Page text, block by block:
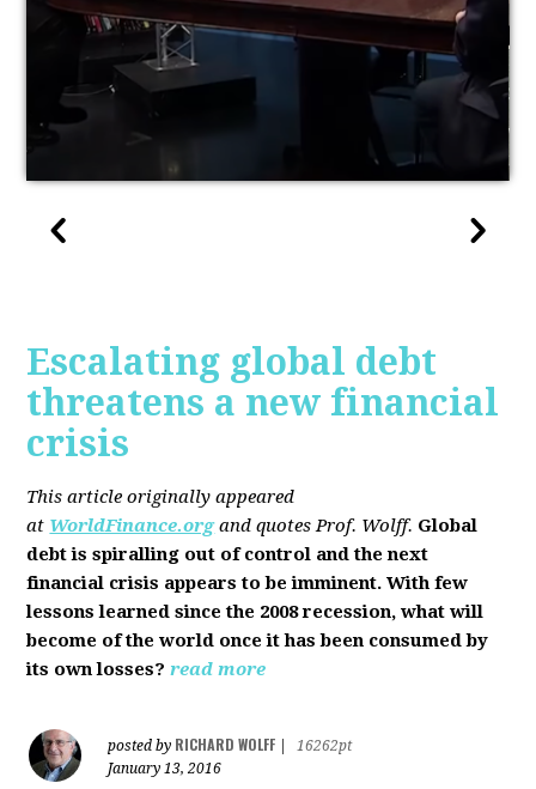
Escalating global debt
threatens a new financial
crisis
This article originally appeared
at WorldFinance.organd quotes Prof. Wolff. Global
debt is spiralling out of control and the next
financial crisis appears to be imminent. With few
lessons learned since the 2008 recession, what will
become of the world once it has been consumed by
its own losses? read more
posted by RICHARD WOLFF
16262pt
January 13, 2016